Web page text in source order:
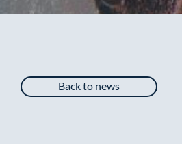
Back to news